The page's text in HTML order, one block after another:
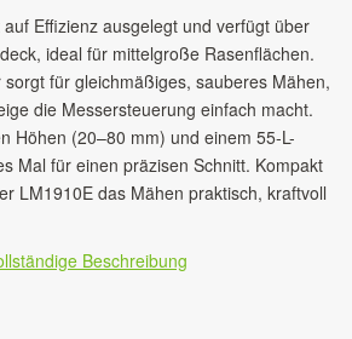
Effizienz ausgelegt und verfügt über
ideal für mittelgroße Rasenflächen.
für gleichmäßiges, sauberes Mähen,
die Messersteuerung einfach macht.
Höhen (20–80 mm) und einem 55-L-
Mal für einen präzisen Schnitt. Kompakt
LM1910E das Mähen praktisch, kraftvoll
Beschreibung